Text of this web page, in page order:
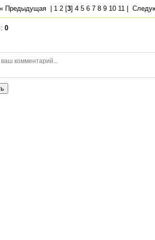
« Предыдущая 1 2 [3] 4 5 6 7 8 9 10 11
: 0